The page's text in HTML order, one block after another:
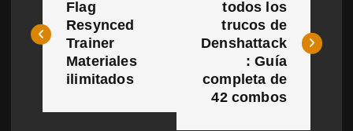
v
Flag
Resynced
Trainer
Materiales
ilimitados
todos los
trucos de
Denshattack
: Guía
completa de
42 combos